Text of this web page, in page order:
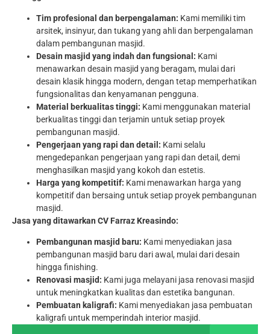
Tim profesional dan berpengalaman: Kami memiliki tim
arsitek, insinyur, dan tukang yang ahli dan berpengalaman
dalam pembangunan masjid.
Desain masjid yang indah dan fungsional: Kami
menawarkan desain masjid yang beragam, mulai dari
desain klasik hingga modern, dengan tetap memperhatikan
fungsionalitas dan kenyamanan pengguna.
Material berkualitas tinggi: Kami menggunakan material
berkualitas tinggi dan terjamin untuk setiap proyek
pembangunan masjid.
Pengerjaan yang rapi dan detail: Kami selalu
mengedepankan pengerjaan yang rapi dan detail, demi
menghasilkan masjid yang kokoh dan estetis.
Harga yang kompetitif: Kami menawarkan harga yang
kompetitif dan bersaing untuk setiap proyek pembangunan
masjid.
Jasa yang ditawarkan CV Farraz Kreasindo:
Pembangunan masjid baru: Kami menyediakan jasa
pembangunan masjid baru dari awal, mulai dari desain
hingga finishing.
Renovasi masjid: Kami juga melayani jasa renovasi masjid
untuk meningkatkan kualitas dan estetika bangunan.
Pembuatan kaligrafi: Kami menyediakan jasa pembuatan
kaligrafi untuk memperindah interior masjid.